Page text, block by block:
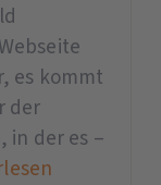
es kommt
der
in der es –